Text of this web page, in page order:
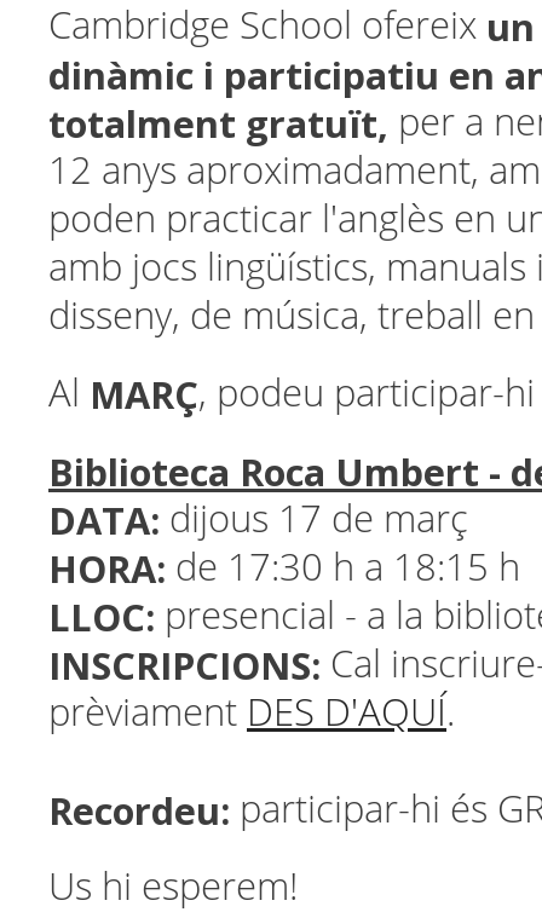
Cambridge School ofereix
dinàmic i participatiu en
totalment gratuït, per a
12 anys aproximadament,
poden practicar l'anglès en
amb jocs lingüístics,
disseny, de música, treball
Al MARÇ, podeu participar-hi
Biblioteca Roca Umbert -
DATA: dijous 17 de març
HORA: de 17:30 h a 18:15 h
LLOC: presencial - a la
INSCRIPCIONS: Cal
prèviament DES D'AQUÍ.
Recordeu: participar-hi és
Us hi esperem!